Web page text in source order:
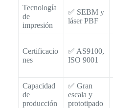
Tecnología
de
impresión
✅ SEBM y
láser PBF
Certificacio
nes
✅ AS9100,
ISO 9001
Capacidad
de
producción
✅ Gran
escala y
prototipado